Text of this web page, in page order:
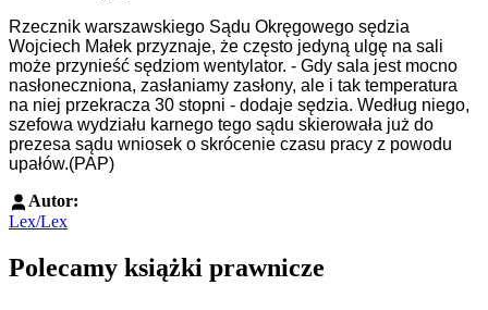
Rzecznik warszawskiego Sądu Okręgowego sędzia
Wojciech Małek przyznaje, że często jedyną ulgę na sali
może przynieść sędziom wentylator. - Gdy sala jest mocno
nasłoneczniona, zasłaniamy zasłony, ale i tak temperatura
na niej przekracza 30 stopni - dodaje sędzia. Według niego,
szefowa wydziału karnego tego sądu skierowała już do
prezesa sądu wniosek o skrócenie czasu pracy z powodu
upałów.(PAP)
Autor:
Lex/Lex
Polecamy książki prawnicze